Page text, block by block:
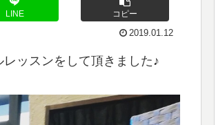
LINE コピー
2019.01.12
ッスンをして頂きました♪